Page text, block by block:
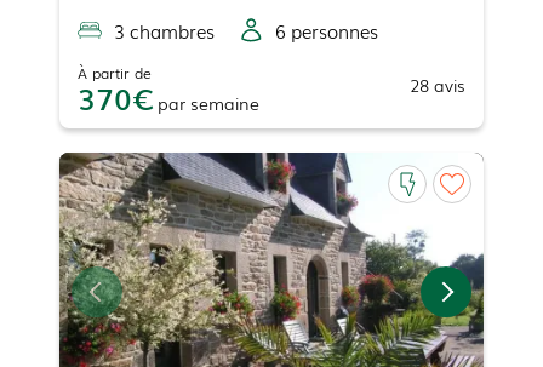
3 chambres 6 personnes
À partir de
370 par semaine
28 avis